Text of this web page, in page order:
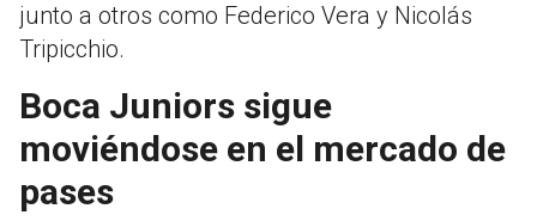
junto a otros como Federico Vera y Nicolás
Tripicchio.
Boca Juniors sigue
moviéndose en el mercado de
pases